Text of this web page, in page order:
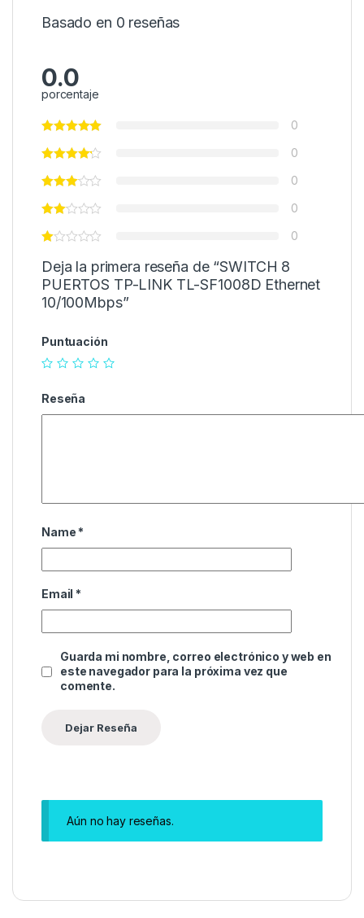
Basado en 0 reseñas
0.0
porcentaje
0
0
0
0
0
Deja la primera reseña de “SWITCH 8
PUERTOS TP-LINK TL-SF1008D Ethernet
10/100Mbps”
Puntuación
Reseña
Name *
Email *
Guarda mi nombre, correo electrónico y web en
este navegador para la próxima vez que
comente.
Aún no hay reseñas.